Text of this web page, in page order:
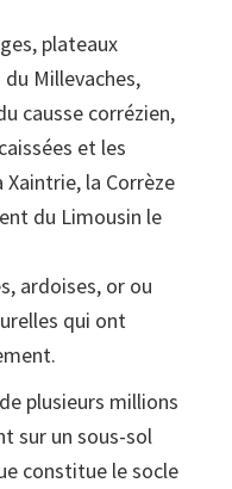
plateaux
Millevaches,
causse corrézien,
et les
la Corrèze
du Limousin le
ardoises, or ou
qui ont
plusieurs millions
sur un sous-sol
constitue le socle